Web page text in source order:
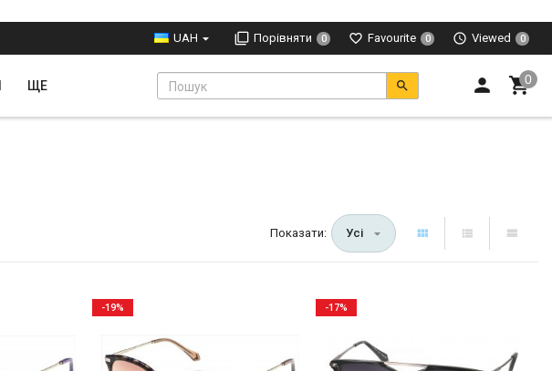
UAH Порівняти 0 Favourite 0 Viewed 0
ЩЕ
Показати: Усі
-19% -17%